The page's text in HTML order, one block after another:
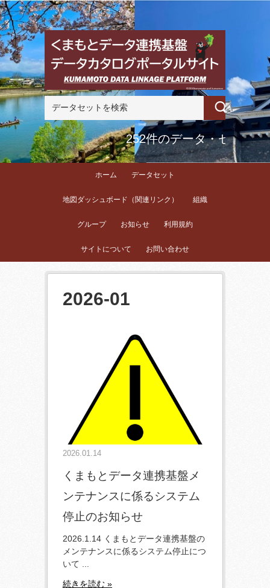
252件のデータ・セット
ホーム データセット
地図ダッシュボード（関連リンク） 組織
グループ お知らせ 利用規約
サイトについて お問い合わせ
2026-01
2026.01.14
くまもとデータ連携基盤メ
ンテナンスに係るシステム
停止のお知らせ
2026.1.14 くまもとデータ連携基盤の
メンテナンスに係るシステム停止につ
いて ...
続きを読む »